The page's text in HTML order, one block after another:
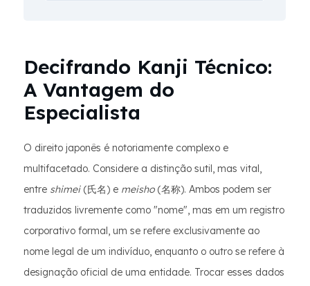
Decifrando Kanji Técnico:
A Vantagem do
Especialista
O direito japonês é notoriamente complexo e
multifacetado. Considere a distinção sutil, mas vital,
entre shimei(氏名) e meisho(名称). Ambos podem ser
traduzidos livremente como "nome", mas em um registro
corporativo formal, um se refere exclusivamente ao
nome legal de um indivíduo, enquanto o outro se refere à
designação oficial de uma entidade. Trocar esses dados